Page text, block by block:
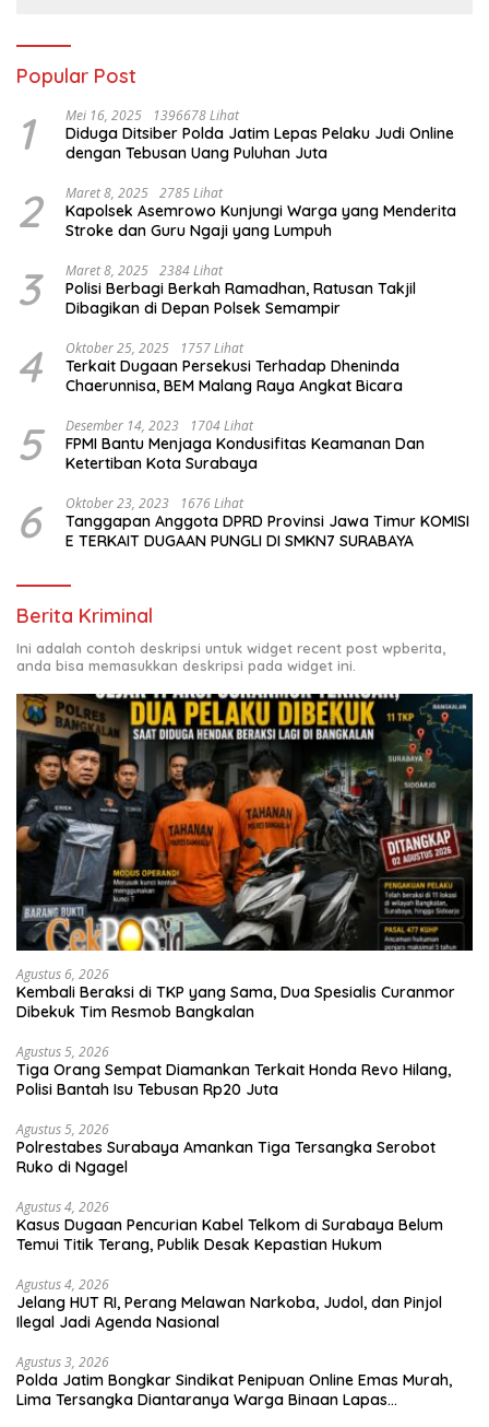
Popular Post
1 Mei 16, 2025 1396678 Lihat
Diduga Ditsiber Polda Jatim Lepas Pelaku Judi Online
dengan Tebusan Uang Puluhan Juta
2 Maret 8, 2025 2785 Lihat
Kapolsek Asemrowo Kunjungi Warga yang Menderita
Stroke dan Guru Ngaji yang Lumpuh
3 Maret 8, 2025 2384 Lihat
Polisi Berbagi Berkah Ramadhan, Ratusan Takjil
Dibagikan di Depan Polsek Semampir
4 Oktober 25, 2025 1757 Lihat
Terkait Dugaan Persekusi Terhadap Dheninda
Chaerunnisa, BEM Malang Raya Angkat Bicara
5 Desember 14, 2023 1704 Lihat
FPMI Bantu Menjaga Kondusifitas Keamanan Dan
Ketertiban Kota Surabaya
6 Oktober 23, 2023 1676 Lihat
Tanggapan Anggota DPRD Provinsi Jawa Timur KOMISI
E TERKAIT DUGAAN PUNGLI DI SMKN7 SURABAYA
Berita Kriminal
Ini adalah contoh deskripsi untuk widget recent post wpberita,
anda bisa memasukkan deskripsi pada widget ini.
Agustus 6, 2026
Kembali Beraksi di TKP yang Sama, Dua Spesialis Curanmor
Dibekuk Tim Resmob Bangkalan
Agustus 5, 2026
Tiga Orang Sempat Diamankan Terkait Honda Revo Hilang,
Polisi Bantah Isu Tebusan Rp20 Juta
Agustus 5, 2026
Polrestabes Surabaya Amankan Tiga Tersangka Serobot
Ruko di Ngagel
Agustus 4, 2026
Kasus Dugaan Pencurian Kabel Telkom di Surabaya Belum
Temui Titik Terang, Publik Desak Kepastian Hukum
Agustus 4, 2026
Jelang HUT RI, Perang Melawan Narkoba, Judol, dan Pinjol
Ilegal Jadi Agenda Nasional
Agustus 3, 2026
Polda Jatim Bongkar Sindikat Penipuan Online Emas Murah,
Lima Tersangka Diantaranya Warga Binaan Lapas